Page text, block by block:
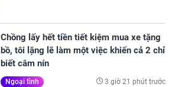
Chồng lấy hết tiền tiết kiệm mua xe tặng
bồ, tôi lặng lẽ làm một việc khiến cả 2 chỉ
biết câm nín
Ngoại tình 3 giờ 21 phút trước